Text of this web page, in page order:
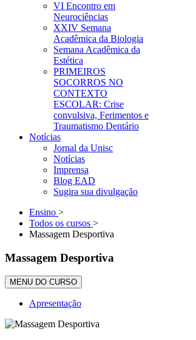
VI Encontro em
Neurociências
XXIV Semana
Acadêmica da Biologia
Semana Acadêmica da
Estética
PRIMEIROS
SOCORROS NO
CONTEXTO
ESCOLAR: Crise
convulsiva, Ferimentos e
Traumatismo Dentário
Notícias
Jornal da Unisc
Notícias
Imprensa
Blog EAD
Sugira sua divulgação
Ensino >
Todos os cursos >
Massagem Desportiva
Massagem Desportiva
MENU DO CURSO
Apresentação